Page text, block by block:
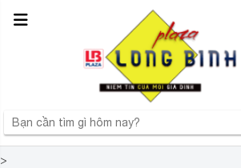
>